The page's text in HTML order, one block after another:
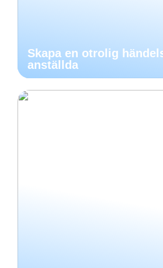
Skapa en otrolig
anställda